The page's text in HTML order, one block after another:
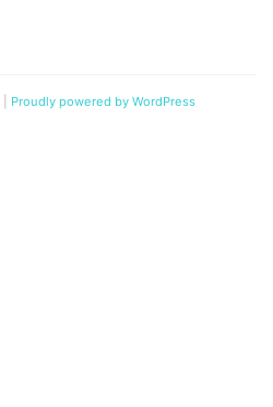
Proudly powered by WordPress